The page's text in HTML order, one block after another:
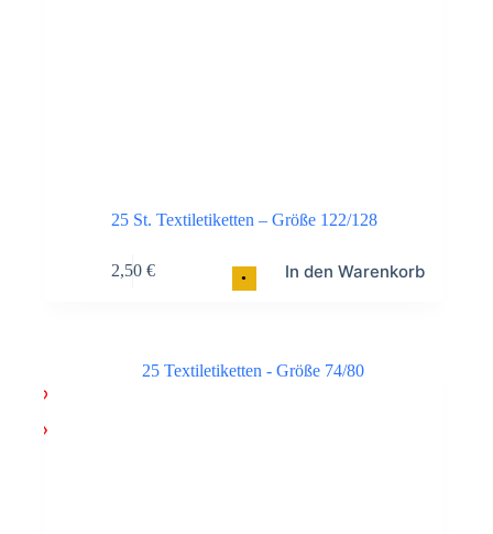
•
25 St. Textiletiketten – Größe 122/128
2,50 € In den Warenkorb